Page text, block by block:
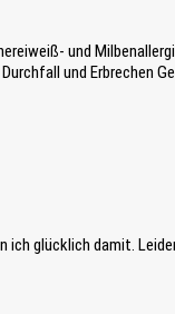
und
und Erbrechen
ich glücklich damit.